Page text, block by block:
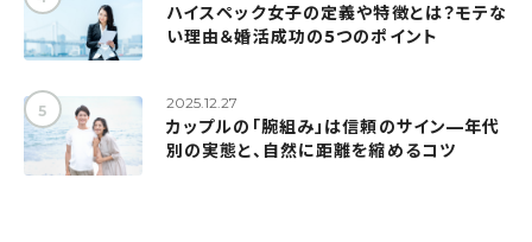
ハイスペック女子の定義や特徴とは？モテな
い理由＆婚活成功の5つのポイント
2025.12.27
カップルの「腕組み」は信頼のサイン—年代
別の実態と、自然に距離を縮めるコツ